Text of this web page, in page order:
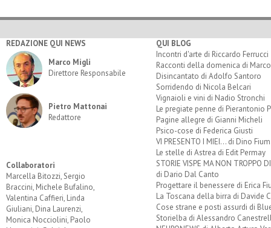
REDAZIONE QUI NEWS
Marco Migli
Direttore Responsabile
Pietro Mattonai
Redattore
Collaboratori
Marcella Bitozzi, Sergio
Braccini, Michele Bufalino,
Valentina Caffieri, Linda
Giuliani, Dina Laurenzi,
Monica Nocciolini, Paolo
QUI BLOG
Incontri d'arte di Riccardo Ferrucci
Racconti della domenica di
Disincantato di Adolfo Santoro
Sorridendo di Nicola Belcari
Vignaioli e vini di Nadio Stronchi
Le pregiate penne di Pierantonio
Pagine allegre di Gianni Micheli
Psico-cose di Federica Giusti
VI PRESENTO I MIEI... di Dino
Le stelle di Astrea di Edit Permay
STORIE VISPE MA NON TROPPO
di Dario Dal Canto
Progettare il benessere di Erica
La Toscana della birra di Davide
Cose strane e posti assurdi di
Storielba di Alessandro